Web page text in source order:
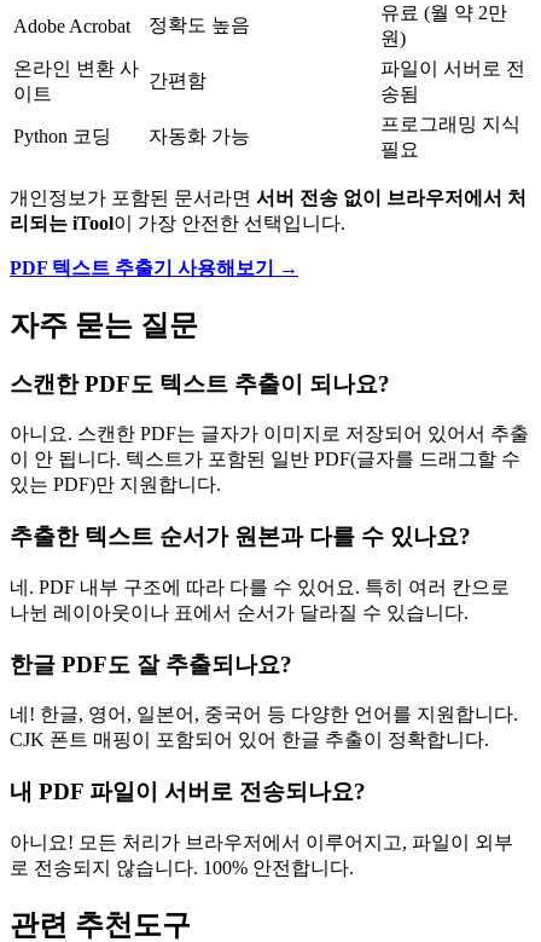
Adobe Acrobat 정확도 높음
유료 (월 약 2만
원)
온라인 변환 사
이트
간편함
파일이 서버로 전
송됨
Python 코딩 자동화 가능
프로그래밍 지식
필요
개인정보가 포함된 문서라면 서버 전송 없이 브라우저에서 처
리되는 iTool이 가장 안전한 선택입니다.
PDF 텍스트 추출기 사용해보기 →
자주 묻는 질문
스캔한 PDF도 텍스트 추출이 되나요?
아니요. 스캔한 PDF는 글자가 이미지로 저장되어 있어서 추출
이 안 됩니다. 텍스트가 포함된 일반 PDF(글자를 드래그할 수
있는 PDF)만 지원합니다.
추출한 텍스트 순서가 원본과 다를 수 있나요?
네. PDF 내부 구조에 따라 다를 수 있어요. 특히 여러 칸으로
나뉜 레이아웃이나 표에서 순서가 달라질 수 있습니다.
한글 PDF도 잘 추출되나요?
네! 한글, 영어, 일본어, 중국어 등 다양한 언어를 지원합니다.
CJK 폰트 매핑이 포함되어 있어 한글 추출이 정확합니다.
내 PDF 파일이 서버로 전송되나요?
아니요! 모든 처리가 브라우저에서 이루어지고, 파일이 외부
로 전송되지 않습니다. 100% 안전합니다.
관련 추천도구